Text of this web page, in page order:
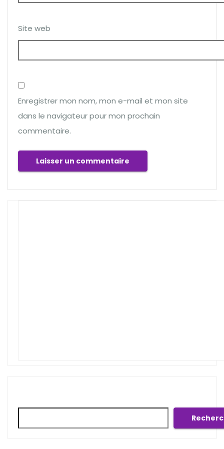
Site web
Enregistrer mon nom, mon e-mail et mon site
dans le navigateur pour mon prochain
commentaire.